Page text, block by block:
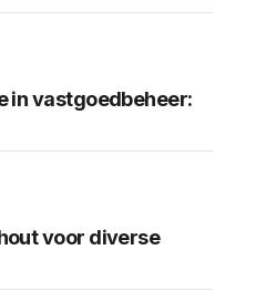
in vastgoedbeheer:
voor diverse